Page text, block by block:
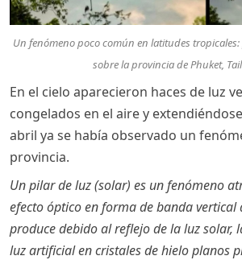
Un fenómeno poco común en latitudes tropicales:
sobre la provincia de Phuket,
En el cielo aparecieron haces de luz
congelados en el aire y
abril ya se había observado un
provincia.
Un pilar de luz (solar) es un fenómeno
efecto óptico en forma de banda vertical
produce debido al reflejo de la luz solar,
luz artificial en cristales de hielo planos